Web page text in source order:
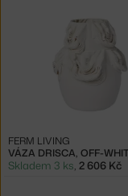
VÁZA DRISCA, OFF-
FERM LIVING
Skladem 3 ks, 2 606 Kč